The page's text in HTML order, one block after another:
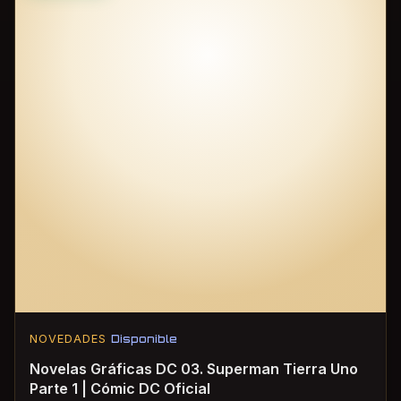
NOVEDADES Disponible
Novelas Gráficas DC 03. Superman Tierra Uno
Parte 1 | Cómic DC Oficial